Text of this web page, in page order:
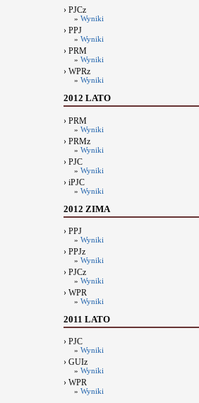
› PJCz
» Wyniki
› PPJ
» Wyniki
› PRM
» Wyniki
› WPRz
» Wyniki
2012 LATO
› PRM
» Wyniki
› PRMz
» Wyniki
› PJC
» Wyniki
› iPJC
» Wyniki
2012 ZIMA
› PPJ
» Wyniki
› PPJz
» Wyniki
› PJCz
» Wyniki
› WPR
» Wyniki
2011 LATO
› PJC
» Wyniki
› GUIz
» Wyniki
› WPR
» Wyniki